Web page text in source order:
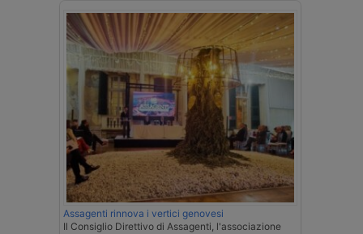
Assagenti rinnova i vertici genovesi
Il Consiglio Direttivo di Assagenti, l'associazione